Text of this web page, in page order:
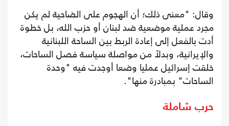
وقال: "معنى ذلك؛ أن الهجوم على الضاحية لم يكن
مجرد عملية موضعية ضد لبنان أو حزب الله، بل خطوة
أدت بالفعل إلى إعادة الربط بين الساحة اللبنانية
والإيرانية، وبدلاً من مواصلة سياسة فصل الساحات،
خلقت إسرائيل عمليا وضعا أوجدت فيه "وحدة
الساحات" بمبادرة منها".
حرب شاملة